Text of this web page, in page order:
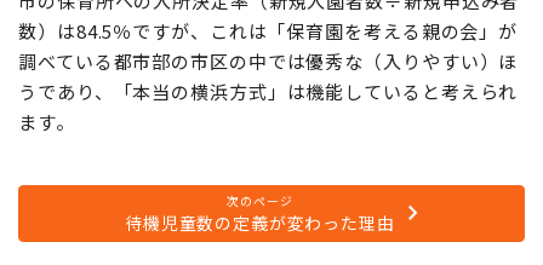
数）は84.5％ですが、これは「保育園を考える親の会」が
調べている都市部の市区の中では優秀な（入りやすい）ほ
うであり、「本当の横浜方式」は機能していると考えられ
ます。
次のページ
待機児童数の定義が変わった理由